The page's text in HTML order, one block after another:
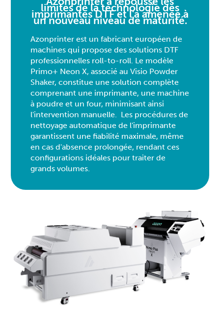
limites de la technologie des
imprimantes DTF et l'a amenée à
un nouveau niveau de maturité.
Azonprinter est un fabricant européen de
machines qui propose des solutions DTF
professionnelles roll-to-roll. Le modèle
Primo+ Neon X, associé au Visio Powder
Shaker, constitue une solution complète
comprenant une imprimante, une machine
à poudre et un four, minimisant ainsi
l'intervention manuelle. Les procédures de
nettoyage automatique de l'imprimante
garantissent une fiabilité maximale, même
en cas d'absence prolongée, rendant ces
configurations idéales pour traiter de
grands volumes.